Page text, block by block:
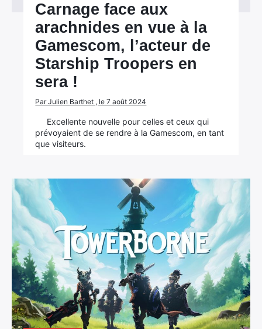
Carnage face aux
arachnides en vue à la
Gamescom, l’acteur de
Starship Troopers en
sera !
Par Julien Barthet , le 7 août 2024
Excellente nouvelle pour celles et ceux qui
prévoyaient de se rendre à la Gamescom, en tant
que visiteurs.